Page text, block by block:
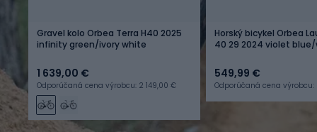
Gravel kolo Orbea Terra H40 2025
infinity green/ivory white
1 639,00 €
Odporúčaná cena výrobcu: 2 149,00 €
Horský bicykel Orbea
40 29 2024 violet
549,99 €
Odporúčaná cena výrobcu: